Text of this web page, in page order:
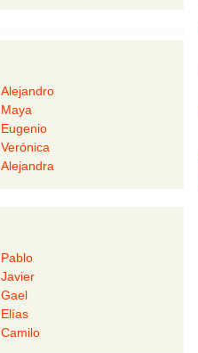
Alejandro
Maya
Eugenio
Verónica
Alejandra
Pablo
Javier
Gael
Elías
Camilo